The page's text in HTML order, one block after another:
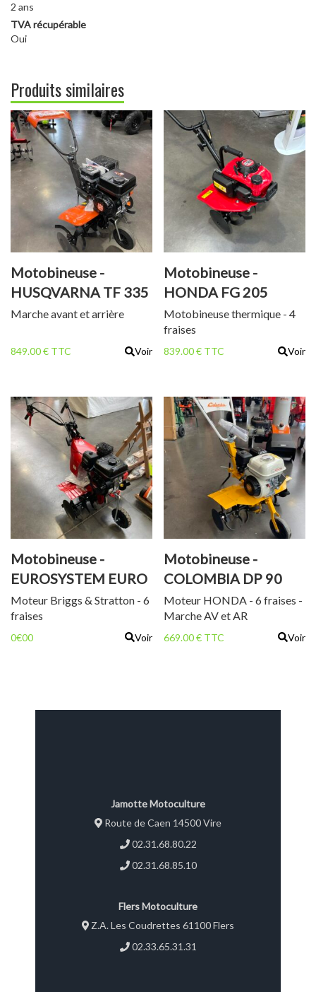
2 ans
TVA récupérable
Oui
Produits similaires
Motobineuse -
HUSQVARNA TF 335
Marche avant et arrière
849.00 € TTC Voir
Motobineuse -
HONDA FG 205
Motobineuse thermique - 4
fraises
839.00 € TTC Voir
Motobineuse -
EUROSYSTEM EURO
5 EVO BS
Moteur Briggs & Stratton - 6
fraises
0€00 Voir
Motobineuse -
COLOMBIA DP 90
HR
Moteur HONDA - 6 fraises -
Marche AV et AR
669.00 € TTC Voir
Jamotte Motoculture
Route de Caen 14500 Vire
02.31.68.80.22
02.31.68.85.10
Flers Motoculture
Z.A. Les Coudrettes 61100 Flers
02.33.65.31.31